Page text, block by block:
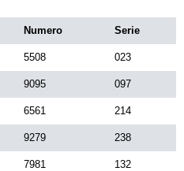
Numero Serie
5508 023
9095 097
6561 214
9279 238
7981 132